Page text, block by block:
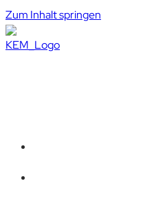
Zum Inhalt springen